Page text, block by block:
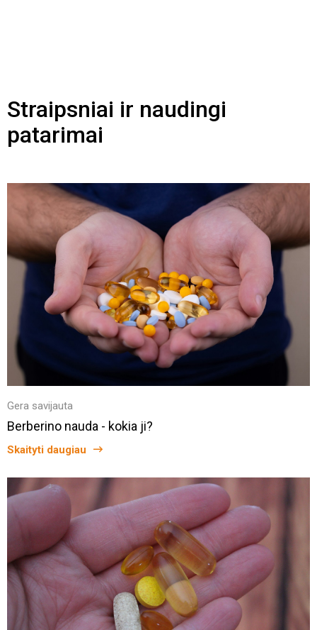
Straipsniai ir naudingi
patarimai
Gera savijauta
Berberino nauda - kokia ji?
Skaityti daugiau